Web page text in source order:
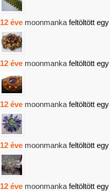
12 éve moonmanka feltöltött
12 éve moonmanka feltöltött
12 éve moonmanka feltöltött
12 éve moonmanka feltöltött
12 éve moonmanka feltöltött